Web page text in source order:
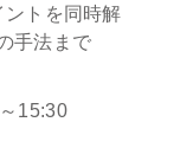
トを同時解
手法まで
15:30